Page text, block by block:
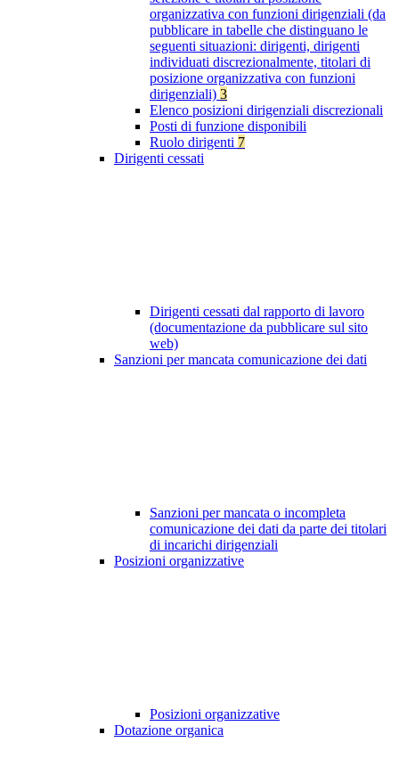
organizzativa con funzioni dirigenziali (da
pubblicare in tabelle che distinguano le
seguenti situazioni: dirigenti, dirigenti
individuati discrezionalmente, titolari di
posizione organizzativa con funzioni
dirigenziali) 3
Elenco posizioni dirigenziali discrezionali
Posti di funzione disponibili
Ruolo dirigenti 7
Dirigenti cessati
Dirigenti cessati dal rapporto di lavoro
(documentazione da pubblicare sul sito
web)
Sanzioni per mancata comunicazione dei dati
Sanzioni per mancata o incompleta
comunicazione dei dati da parte dei titolari
di incarichi dirigenziali
Posizioni organizzative
Posizioni organizzative
Dotazione organica